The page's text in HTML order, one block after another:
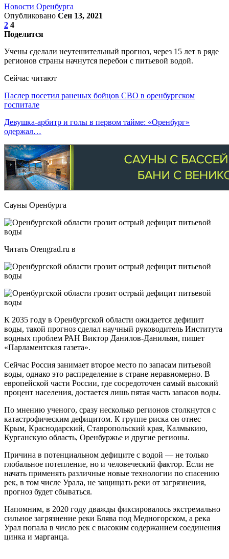
Новости Оренбурга
Опубликовано Сен 13, 2021
2 4
Поделится
Учены сделали неутешительный прогноз, через 15 лет в ряде
регионов страны начнутся перебои с питьевой водой.
Сейчас читают
Паслер посетил раненых бойцов СВО в оренбургском
госпитале
Девушка-арбитр и голы в первом тайме: «Оренбург»
одержал…
Сауны Оренбурга
Читать Orengrad.ru в
К 2035 году в Оренбургской области ожидается дефицит
воды, такой прогноз сделал научный руководитель Института
водных проблем РАН Виктор Данилов-Данильян, пишет
«Парламентская газета».
Сейчас Россия занимает второе место по запасам питьевой
воды, однако это распределение в стране неравномерно. В
европейской части России, где сосредоточен самый высокий
процент населения, достается лишь пятая часть запасов воды.
По мнению ученого, сразу несколько регионов столкнутся с
катастрофическим дефицитом. К группе риска он отнес
Крым, Краснодарский, Ставропольский края, Калмыкию,
Курганскую область, Оренбуржье и другие регионы.
Причина в потенциальном дефиците с водой — не только
глобальное потепление, но и человеческий фактор. Если не
начать применять различные новые технологии по спасению
рек, в том числе Урала, не защищать реки от загрязнения,
прогноз будет сбываться.
Напомним, в 2020 году дважды фиксировалось экстремально
сильное загрязнение реки Блява под Медногорском, а река
Урал попала в число рек с высоким содержанием соединения
цинка и марганца.